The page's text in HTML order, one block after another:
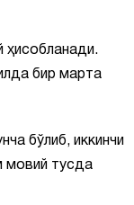
ҳисобланади.
бир марта
бўлиб, иккинчи
мовий тусда